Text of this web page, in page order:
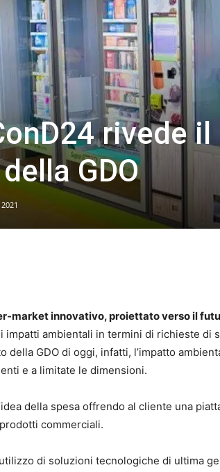
rivede
GDO
market innovativo, proiettato verso il
impatti ambientali in termini di richieste di
della GDO di oggi, infatti, l’impatto
e a limitate le dimensioni.
della spesa offrendo al cliente una
commerciali.
di soluzioni tecnologiche di ultima